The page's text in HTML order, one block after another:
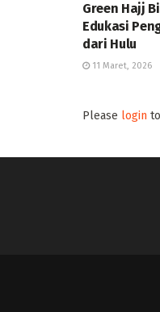
Green Hajj
Edukasi
dari Hulu
11 Maret, 2026
Please login